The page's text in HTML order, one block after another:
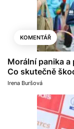
KOMENTÁŘ
Morální panika
Co skutečně
Irena Buršová